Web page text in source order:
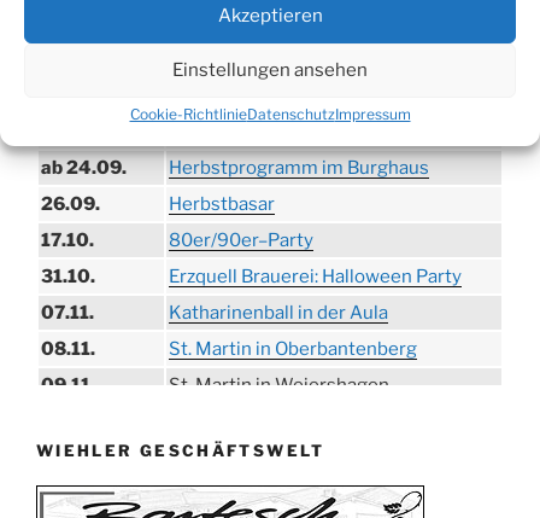
Akzeptieren
Einstellungen ansehen
Cookie-RichtlinieDatenschutzImpressum
Sommerfest in Helmerhausen
Beach-Volleyball-Turnier
ab 24.09.
Herbstprogramm im Burghaus
26.09.
Herbstbasar
17.10.
80er/90er–Party
31.10.
Erzquell Brauerei: Halloween Party
07.11.
Katharinenball in der Aula
08.11.
St. Martin in Oberbantenberg
09.11.
St. Martin in Weiershagen
11.11.
„DÜX“ im Burghaus
14.11.
Proklamation der Tollitäten
WIEHLER GESCHÄFTSWELT